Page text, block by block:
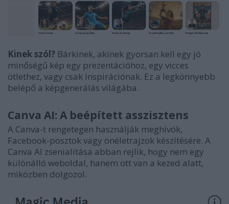
Kinek szól? Bárkinek, akinek gyorsan kell egy jó
minőségű kép egy prezentációhoz, egy vicces
ötlethez, vagy csak inspirációnak. Ez a legkönnyebb
belépő a képgenerálás világába.
Canva AI: A beépített asszisztens
A Canva-t rengetegen használják meghívók,
Facebook-posztok vagy önéletrajzok készítésére. A
Canva AI zsenialitása abban rejlik, hogy nem egy
különálló weboldal, hanem ott van a kezed alatt,
miközben dolgozol.